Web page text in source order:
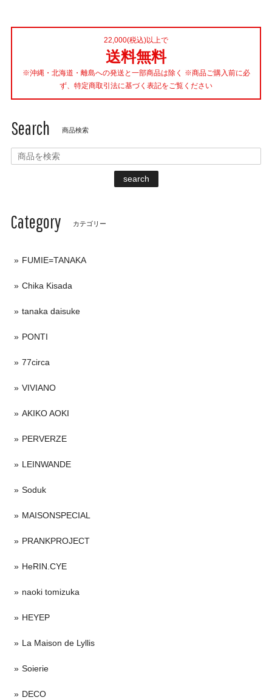
22,000(税込)以上で
送料無料
※沖縄・北海道・離島への発送と一部商品は除く ※商品ご購入前に必
ず、特定商取引法に基づく表記をご覧ください
Search 商品検索
search
Category カテゴリー
FUMIE=TANAKA
Chika Kisada
tanaka daisuke
PONTI
77circa
VIVIANO
AKIKO AOKI
PERVERZE
LEINWANDE
Soduk
MAISONSPECIAL
PRANKPROJECT
HeRIN.CYE
naoki tomizuka
HEYEP
La Maison de Lyllis
Soierie
DECO